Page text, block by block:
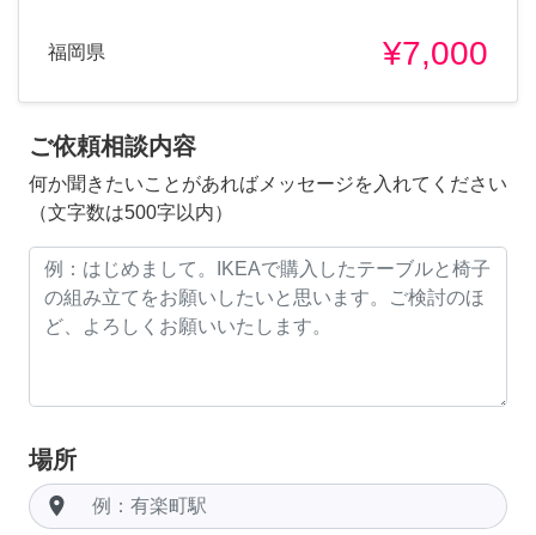
福岡県 ¥7,000
ご依頼相談内容
何か聞きたいことがあればメッセージを入れてください
（文字数は500字以内）
場所
room